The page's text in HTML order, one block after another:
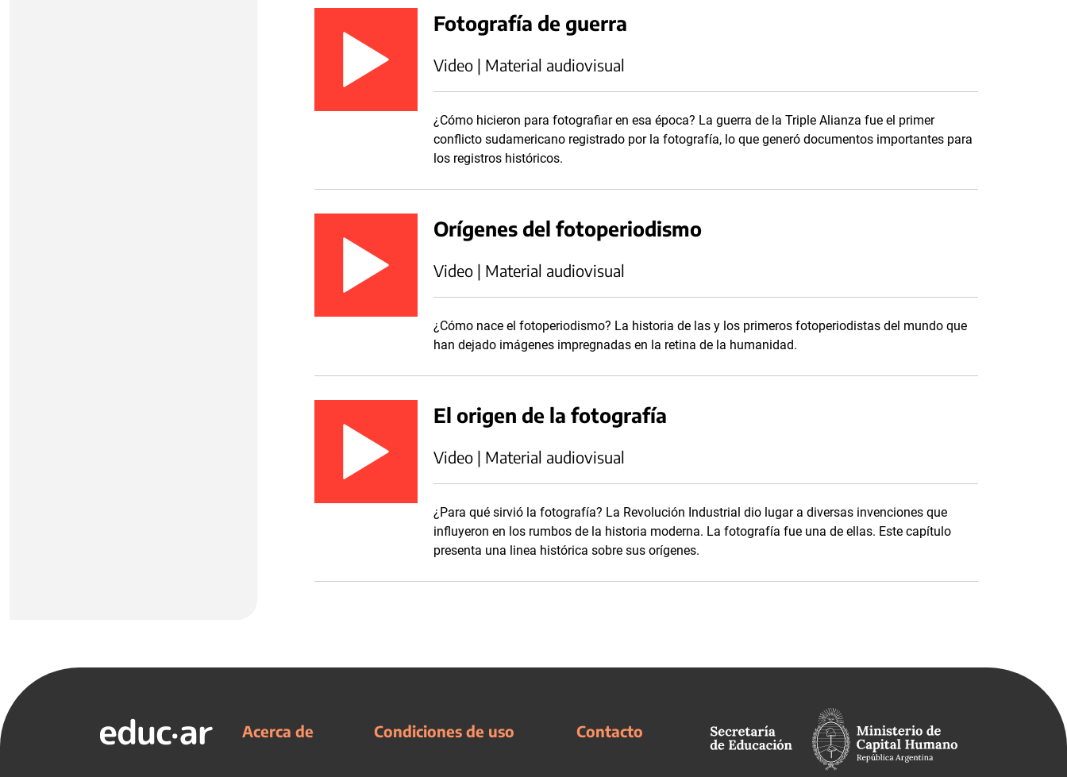
Fotografía de guerra
Video | Material audiovisual
¿Cómo hicieron para fotografiar en esa época? La guerra de la Triple Alianza fue el primer
conflicto sudamericano registrado por la fotografía, lo que generó documentos importantes para
los registros históricos.
Orígenes del fotoperiodismo
Video | Material audiovisual
¿Cómo nace el fotoperiodismo? La historia de las y los primeros fotoperiodistas del mundo que
han dejado imágenes impregnadas en la retina de la humanidad.
El origen de la fotografía
Video | Material audiovisual
¿Para qué sirvió la fotografía? La Revolución Industrial dio lugar a diversas invenciones que
influyeron en los rumbos de la historia moderna. La fotografía fue una de ellas. Este capítulo
presenta una linea histórica sobre sus orígenes.
Acerca de Condiciones de uso Contacto